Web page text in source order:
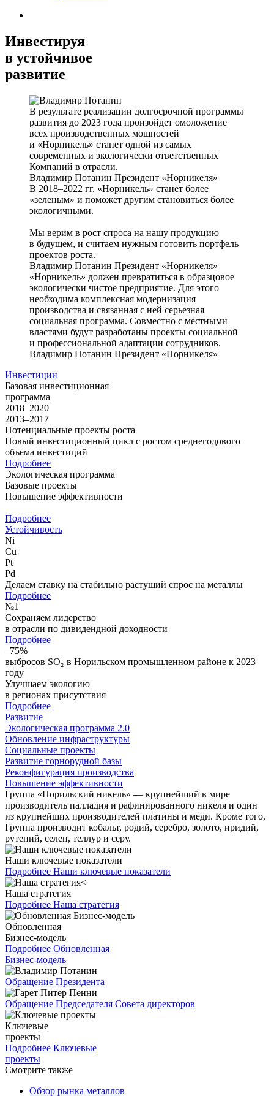
Инвестируя
в устойчивое
развитие
В результате реализации долгосрочной программы
развития до 2023 года произойдет омоложение
всех производственных мощностей
и «Норникель» станет одной из самых
современных и экологически ответственных
Компаний в отрасли.
Владимир Потанин Президент «Норникеля»
В 2018–2022 гг. «Норникель» станет более
«зеленым» и поможет другим становиться более
экологичными.
Мы верим в рост спроса на нашу продукцию
в будущем, и считаем нужным готовить портфель
проектов роста.
Владимир Потанин Президент «Норникеля»
«Норникель» должен превратиться в образцовое
экологически чистое предприятие. Для этого
необходима комплексная модернизация
производства и связанная с ней серьезная
социальная программа. Совместно с местными
властями будут разработаны проекты социальной
и профессиональной адаптации сотрудников.
Владимир Потанин Президент «Норникеля»
Инвестиции
Базовая инвестиционная
программа
2018–2020
2013–2017
Потенциальные проекты роста
Новый инвестиционный цикл с ростом среднегодового
объема инвестиций
Подробнее
Экологическая программа
Базовые проекты
Повышение эффективности
Подробнее
Устойчивость
Ni
Cu
Pt
Pd
Делаем ставку на стабильно растущий спрос на металлы
Подробнее
№1
Сохраняем лидерство
в отрасли по дивидендной доходности
Подробнее
–75%
выбросов SO₂ в Норильском промышленном районе к 2023
году
Улучшаем экологию
в регионах присутствия
Подробнее
Развитие
Экологическая программа 2.0
Обновление инфраструктуры
Социальные проекты
Развитие горнорудной базы
Реконфигурация производства
Повышение эффективности
Группа «Норильский никель» — крупнейший в мире
производитель палладия и рафинированного никеля и один
из крупнейших производителей платины и меди. Кроме того,
Группа производит кобальт, родий, серебро, золото, иридий,
рутений, селен, теллур и серу.
Наши ключевые показатели
Подробнее Наши ключевые показатели
Наша стратегия
Подробнее Наша стратегия
Обновленная
Бизнес-модель
Подробнее Обновленная
Бизнес-модель
Обращение Президента
Обращение Председателя Совета директоров
Ключевые
проекты
Подробнее Ключевые
проекты
Смотрите также
Обзор рынка металлов